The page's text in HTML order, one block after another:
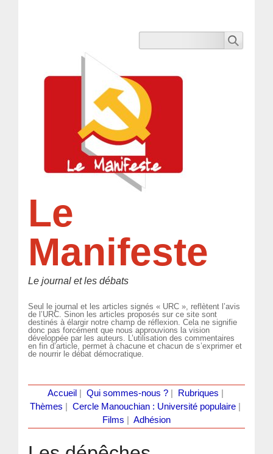
Le
Manifeste
Le journal et les débats
Seul le journal et les articles signés « URC », reflètent l’avis
de l’URC. Sinon les articles proposés sur ce site sont
destinés à élargir notre champ de réflexion. Cela ne signifie
donc pas forcément que nous approuvions la vision
développée par les auteurs. L’utilisation des commentaires
en fin d’article, permet à chacune et chacun de s’exprimer et
de nourrir le débat démocratique.
Accueil Qui sommes-nous ?| Rubriques
Thèmes
Cercle Manouchian : Université populaire
Films
Adhésion